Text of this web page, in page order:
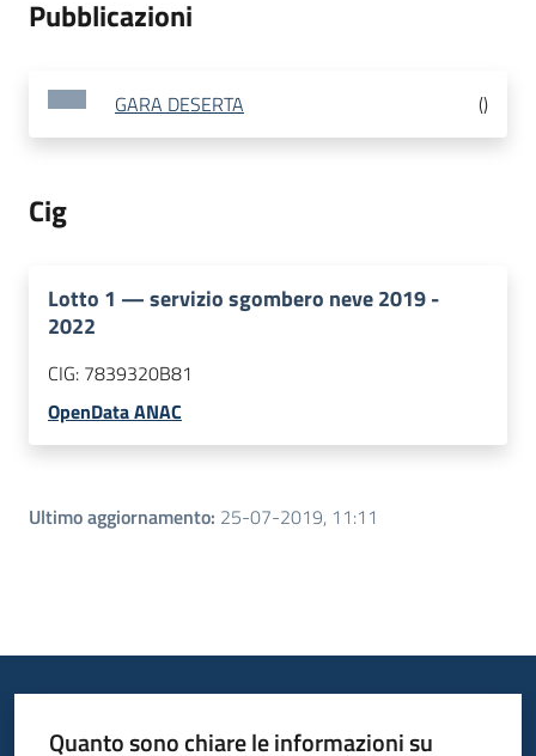
Pubblicazioni
GARA DESERTA ()
Cig
Lotto 1 —servizio sgombero neve 2019 -
2022
CIG: 7839320B81
OpenData ANAC
Ultimo aggiornamento: 25-07-2019, 11:11
Quanto sono chiare le informazioni su